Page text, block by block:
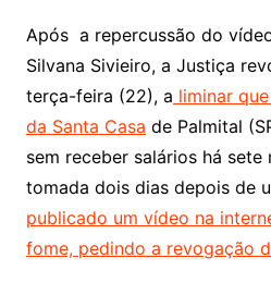
Após a repercussão do
Silvana Sivieiro, a Justiça
terça-feira (22), a liminar
da Santa Casa de Palmital
sem receber salários há sete
tomada dois dias depois de
publicado um vídeo na
fome, pedindo a revogação